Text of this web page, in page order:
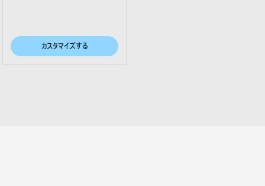
カスタマイズする